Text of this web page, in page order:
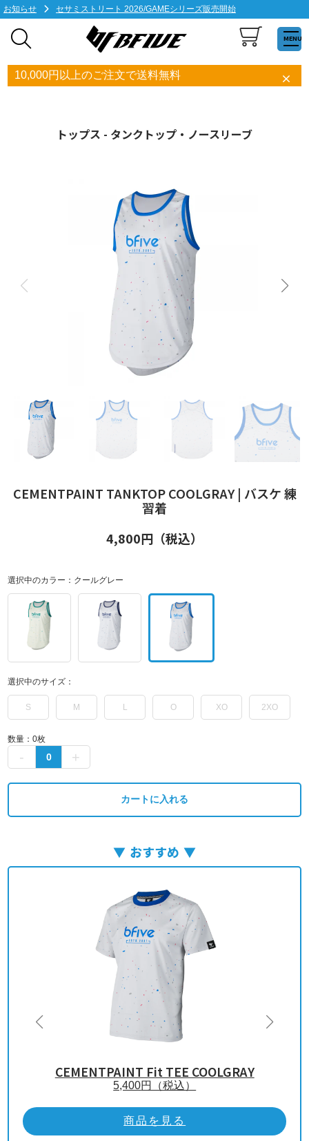
お知らせ セサミストリート 2026/GAMEシリーズ販売開始
MENU
10,000円以上のご注文で送料無料
トップス - タンクトップ・ノースリーブ
CEMENTPAINT TANKTOP COOLGRAY | バスケ 練
習着
4,800円（税込）
選択中のカラー： クールグレー
選択中のサイズ：
S M L O XO 2XO
数量：0枚
カートに入れる
おすすめ
CEMENTPAINT Fit TEE COOLGRAY
5,400円（税込）
商品を見る